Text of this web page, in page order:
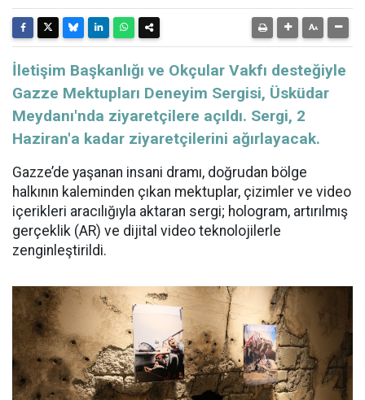
İletişim Başkanlığı ve Okçular Vakfı desteğiyle
Gazze Mektupları Deneyim Sergisi, Üsküdar
Meydanı'nda ziyaretçilere açıldı. Sergi, 2
Haziran'a kadar ziyaretçilerini ağırlayacak.
Gazze’de yaşanan insani dramı, doğrudan bölge
halkının kaleminden çıkan mektuplar, çizimler ve video
içerikleri aracılığıyla aktaran sergi; hologram, artırılmış
gerçeklik (AR) ve dijital video teknolojilerle
zenginleştirildi.